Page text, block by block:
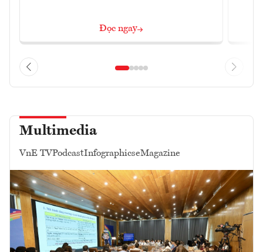
Đọc ngay
Multimedia
VnE TVPodcastInfographicseMagazine